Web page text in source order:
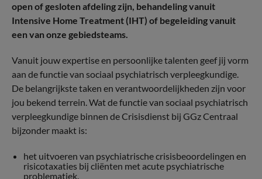
open of gesloten afdeling zijn, behandeling vanuit
Intensive Home Treatment (IHT) of begeleiding vanuit
een van onze gebiedsteams.
Vanuit jouw expertise en persoonlijke talenten geef jij vorm
aan de functie van sociaal psychiatrisch verpleegkundige.
De belangrijkste taken en verantwoordelijkheden zijn voor
jou bekend terrein. Wat de functie van sociaal psychiatrisch
verpleegkundige binnen de Crisisdienst bij GGz Centraal
bijzonder maakt is:
het uitvoeren van psychiatrische crisisbeoordelingen en
risicotaxaties bij cliënten met acute psychiatrische
problematiek.